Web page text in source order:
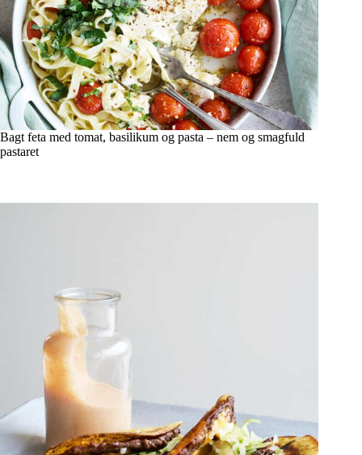
Bagt feta med tomat, basilikum og pasta – nem og smagfuld
pastaret